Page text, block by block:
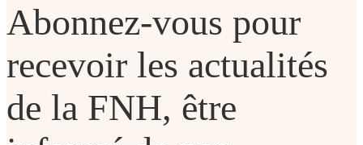
Abonnez-vous pour
recevoir les actualités
de la FNH, être